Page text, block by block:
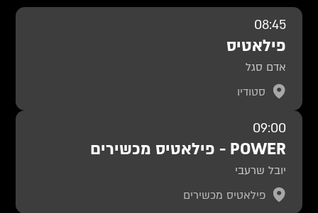
08:45
פילאטיס
אדם סגל
סטודיו
09:00
POWER - פילאטיס מכשירים
יובל שרעבי
פילאטיס מכשירים